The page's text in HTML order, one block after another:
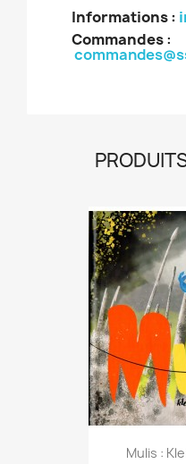
Informations :
Commandes:
Mulis :